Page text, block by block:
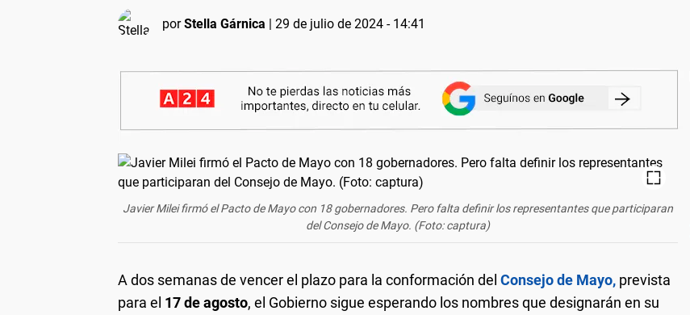
porStella Gárnica | 29 de julio de 2024 - 14:41
Javier Milei firmó el Pacto de Mayo con 18 gobernadores. Pero falta definir los representantes que participaran
del Consejo de Mayo. (Foto: captura)
A dos semanas de vencer el plazo para la conformación del Consejo de Mayo, prevista
para el 17 de agosto, el Gobierno sigue esperando los nombres que designarán en su